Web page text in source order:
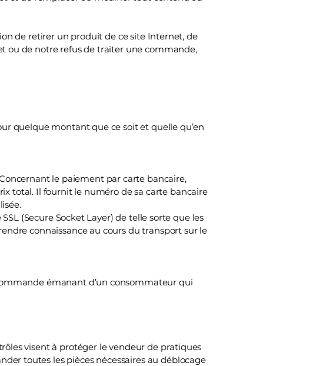
de retirer un produit de ce site Internet, de
de notre refus de traiter une commande,
quelque montant que ce soit et quelle qu’en
le paiement par carte bancaire,
total. Il fournit le numéro de sa carte bancaire
(Secure Socket Layer) de telle sorte que les
connaissance au cours du transport sur le
émanant d’un consommateur qui
visent à protéger le vendeur de pratiques
toutes les pièces nécessaires au déblocage